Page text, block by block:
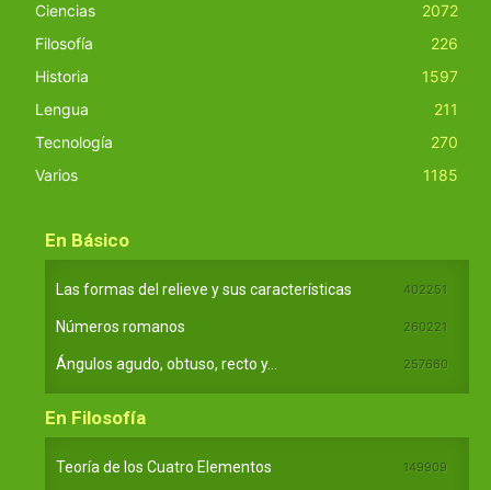
Ciencias
2072
Filosofía
226
Historia
1597
Lengua
211
Tecnología
270
Varios
1185
En Básico
Las formas del relieve y sus características 402251
Números romanos 260221
Ángulos agudo, obtuso, recto y... 257660
En Filosofía
Teoría de los Cuatro Elementos 149909